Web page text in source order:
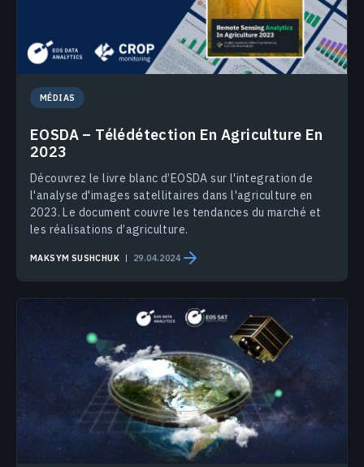
MÉDIAS
EOSDA – Télédétection En Agriculture En
2023
Découvrez le livre blanc d’EOSDA sur l'integration de
l'analyse d'images satellitaires dans l'agriculture en
2023. Le document couvre les tendances du marché et
les réalisations d’agriculture.
MAKSYM SUSHCHUK 29.04.2024